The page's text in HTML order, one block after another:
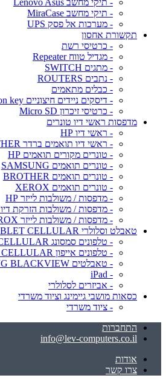
- תיקי מחשב Lenovo Asus
- תיקי מחשב MiraCase
- מערכות אל פסק UPS
תקשורת אחסון
- כרטיסי רשת
- מגדיל טווח Repeater
- מתגים SWITCH
- נתבים ROUTERS
- כבלים מתאמים
- דיסקים ניידים חיצוניים Disk on key
- כרטיסי זיכרון Micro SD
מדפסות ראשי דיו טונרים
- ראשי דיו HP
- ראשי דיו תואמים ברדר BROTHER
- טונרים מקורים תואמים HP
- טונרים תואמים SAMSUNG
- טונרים תואמים BROTHER
- טונרים תואמים XEROX
- מדפסות / משולבות לייזר HP
- מדפסות / משולבות הזרקת דיו HP
- מדפסות / משולבות לייזר XEROX
טאבלט וסלולרי TABLET CELLULAR
- טלפונים סמסונג SAMSUNG CELLULAR
- טלפונים אייפון iPHONE CELLULAR
- טאבלטים TABLET SAMSUNG BLACKVIEW
- iPad
- אביזרים לסלולרי
כסאות מושבי גיימינג וציוד משרדי
- ציוד משרדי
התחברות
info@lev-computers.co.il
אודות
צרו קשר